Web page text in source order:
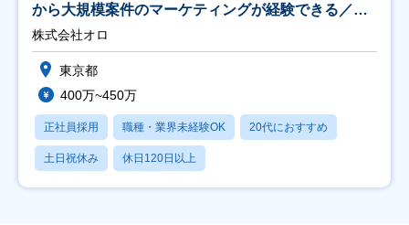
から大規模案件のマーケティングが経験できる／研
修充実】
株式会社オロ
東京都
400万~450万
正社員採用 職種・業界未経験OK 20代におすすめ
土日祝休み 休日120日以上